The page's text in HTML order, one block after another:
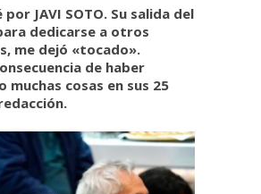
JAVI SOTO. Su salida del
dedicarse a otros
me dejó «tocado».
de haber
muchas cosas en sus 25